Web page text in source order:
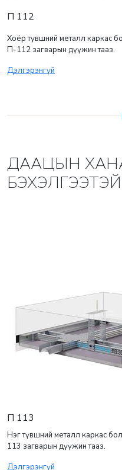
П 112
Хоёр түвшний металл каркас
П-112 загварын дүүжин тааз.
Дэлгэрэнгүй
ДААЦЫН
БЭХЭЛГЭЭТЭЙ
П 113
Нэг түвшний металл каркас
113 загварын дүүжин тааз.
Дэлгэрэнгүй